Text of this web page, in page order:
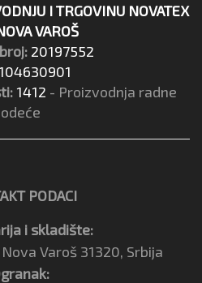
I TRGOVINU NOVATEX
VAROŠ
20197552
104630901
1412 - Proizvodnja radne
odeće
PODACI
i skladište:
Varoš 31320, Srbija